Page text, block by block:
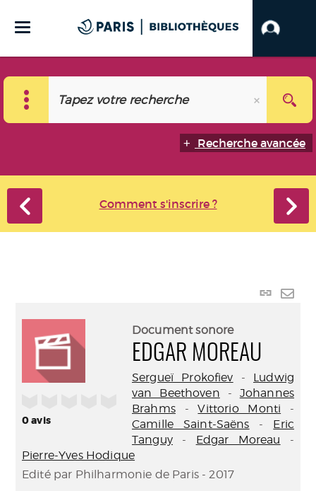
Recherche avancée
Comment s'inscrire ?
Lien
0avis
Document sonore
EDGAR MOREAU
Sergueï Prokofiev - Ludwig
van Beethoven - Johannes
Brahms-Vittorio Monti -
Camille Saint-Saëns - Eric
Tanguy- Edgar Moreau -
Pierre-Yves Hodique
Edité par Philharmonie de Paris - 2017